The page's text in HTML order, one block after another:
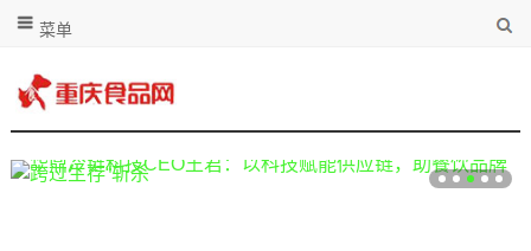
菜单